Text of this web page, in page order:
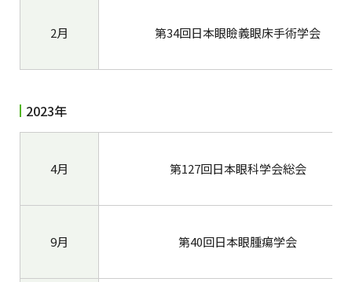
2月 第34回日本眼瞼義眼床手術学会
2023年
4月 第127回日本眼科学会総会
9月 第40回日本眼腫瘍学会